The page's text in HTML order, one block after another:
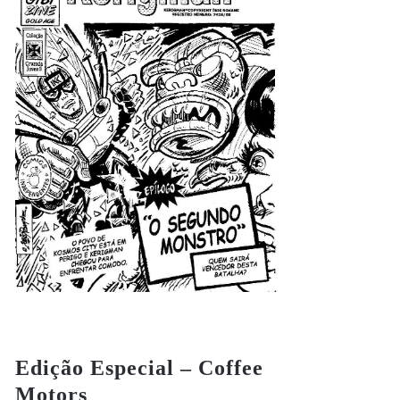
Edição Especial – Coffee
Motors